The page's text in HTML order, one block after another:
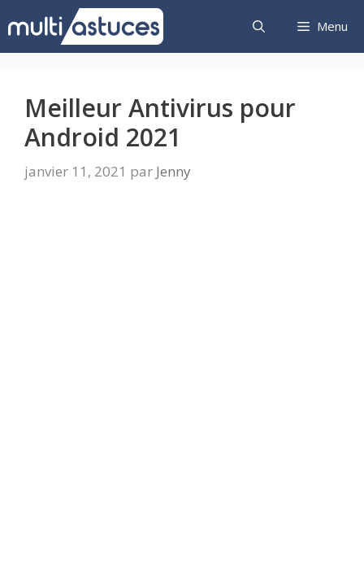
au
contenu
Menu
Meilleur Antivirus pour
Android 2021
janvier 11, 2021 par Jenny